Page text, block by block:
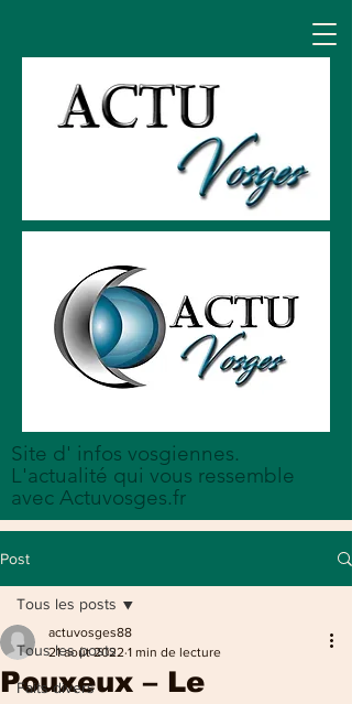
Site d' infos vosgiennes.
L'actualité qui vous ressemble
avec Actuvosges.fr
Post
Tous les posts
Faits divers
Tous les posts
Pouxeux – Le
actuvosges88
21 août 2022 1 min de lecture